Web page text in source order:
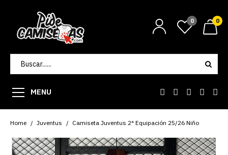
0 0
MENU
Home Juventus Camiseta Juventus 2ª Equipación 25/26 Niño